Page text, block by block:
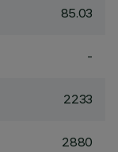
85.03
-
2233
2880